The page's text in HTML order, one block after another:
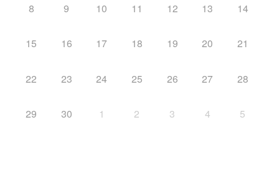
8 9 10 11 12 13 14
15 16 17 18 19 20 21
22 23 24 25 26 27 28
29 30 1 2 3 4 5